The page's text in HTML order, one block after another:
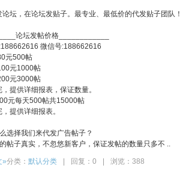
论坛，在论坛发贴子。最专业、最低价的代发贴子团队！
论坛发帖价格____________
微信号:188662616
元500帖
元1000帖
元3000帖
，提供详细报表，保证数量。
元每天500帖共15000帖
提供详细报表。
选择我们来代发广告帖子？
帖子真实，不忽悠新客户，保证发帖的数量只多不 ..
»分类： 默认分类 | 回复：0 | 浏览：388